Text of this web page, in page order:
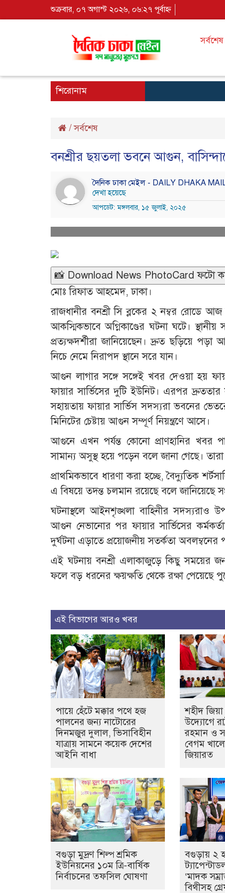
শুক্রবার, ০৭ অগাস্ট ২০২৬, ০৬:২৭ পূর্বাহ্ন
সর্বশেষ
শিরোনাম
/সর্বশেষ
বনশ্রীর ছয়তলা ভবনে আগুন,
দৈনিক ঢাকা মেইল - DAILY DHAKA
দেখা হয়েছে
আপডেট: মঙ্গলবার, ১৫ জুলাই, ২০২৫
📸 Download News PhotoCard ফটো
মোঃ রিফাত আহমেদ, ঢাকা।
রাজধানীর বনশ্রী সি ব্লকের ২ নম্বর রোডে
আকস্মিকভাবে অগ্নিকাণ্ডের ঘটনা ঘটে।
প্রত্যক্ষদর্শীরা জানিয়েছেন। দ্রুত ছড়িয়ে
নিচে নেমে নিরাপদ স্থানে সরে যান।
আগুন লাগার সঙ্গে সঙ্গেই খবর দেওয়া হয়
ফায়ার সার্ভিসের দুটি ইউনিট। এরপর দ্রুততার
সহায়তায় ফায়ার সার্ভিস সদস্যরা ভবনের ভেতরে
মিনিটের চেষ্টায় আগুন সম্পূর্ণ নিয়ন্ত্রণে আসে।
আগুনে এখন পর্যন্ত কোনো প্রাণহানির খবর
সামান্য অসুস্থ হয়ে পড়েন বলে জানা গেছে। তারা
প্রাথমিকভাবে ধারণা করা হচ্ছে, বৈদ্যুতিক
এ বিষয়ে তদন্ত চলমান রয়েছে বলে জানিয়েছে
ঘটনাস্থলে আইনশৃঙ্খলা বাহিনীর সদস্যরাও
আগুন নেভানোর পর ফায়ার সার্ভিসের
দুর্ঘটনা এড়াতে প্রয়োজনীয় সতর্কতা অবলম্বনের
এই ঘটনায় বনশ্রী এলাকাজুড়ে কিছু সময়ের
ফলে বড় ধরনের ক্ষয়ক্ষতি থেকে রক্ষা পেয়েছে
এই বিভাগের আরও খবর
পায়ে হেঁটে মক্কার পথে হজ
পালনের জন্য নাটোরের
দিনমজুর দুলাল, ভিসাবিহীন
যাত্রায় সামনে কয়েক দেশের
আইনি বাধা
শহীদ
উদ্যোগে
রহমান ও
বেগম
জিয়ারত
বগুড়া মুদ্রণ শিল্প শ্রমিক
ইউনিয়নের ১০ম ত্রি-বার্ষিক
নির্বাচনের তফসিল ঘোষণা
বগুড়ায় ২
‘মাদক
বিথীসহ